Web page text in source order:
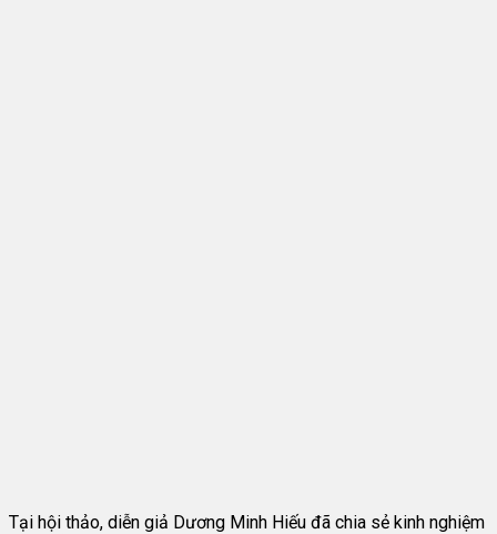
Tại hội thảo, diễn giả Dương Minh Hiếu đã chia sẻ kinh nghiệm